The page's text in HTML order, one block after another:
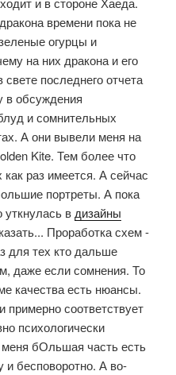
времени пока не
огурцы и
на них дракона и его
последнего отчета
в обсуждения
и сомнительных
А они вывели меня на
Kite. Тем более что
раз имеется. А сейчас
портреты. А пока
вдизайны
Проработка схем -
для тех кто дальше
даже если сомнения. То
качества есть нюансы.
соответствует
психологически
бОльшая часть есть
и бесповоротно. А во-